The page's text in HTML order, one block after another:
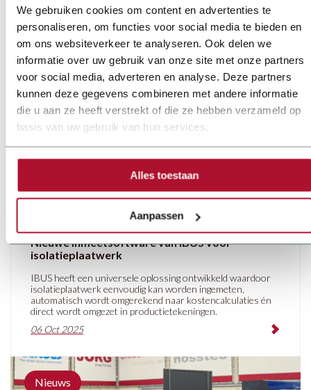
We gebruiken cookies om content en advertenties te
personaliseren, om functies voor social media te bieden en
om ons websiteverkeer te analyseren. Ook delen we
informatie over uw gebruik van onze site met onze partners
voor social media, adverteren en analyse. Deze partners
kunnen deze gegevens combineren met andere informatie
die u aan ze heeft verstrekt of die ze hebben verzameld op
basis van uw gebruik van hun services.
Alles toestaan
Aanpassen
20 Oct 2025
Nieuws
Nieuwe inmeetsoftware van IBUS voor
isolatieplaatwerk
IBUS heeft een universele oplossing ontwikkeld waardoor
isolatieplaatwerk eenvoudig kan worden ingemeten,
automatisch wordt omgerekend naar kostencalculaties én
direct wordt omgezet in productietekeningen.
06 Oct 2025
Nieuws